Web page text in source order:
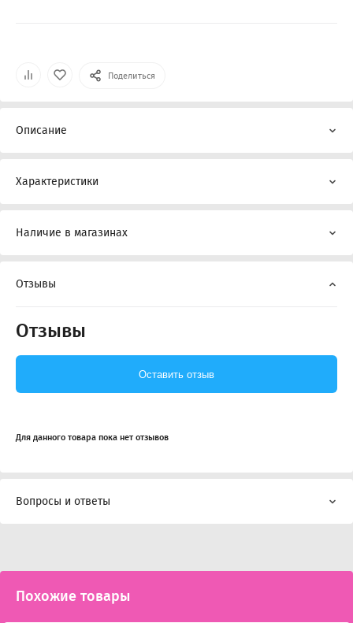
Поделиться
Описание
Характеристики
Наличие в магазинах
Отзывы
Отзывы
Для данного товара пока нет отзывов
Оставить отзыв
Вопросы и ответы
Похожие товары